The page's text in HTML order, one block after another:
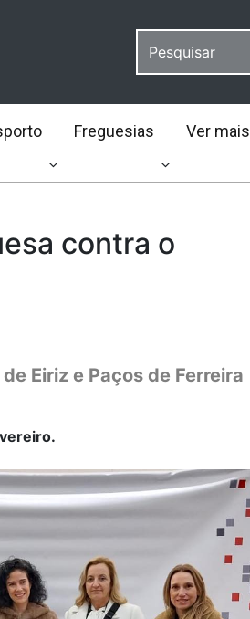
Freguesias Ver mais
contra o
Eiriz e Paços de Ferreira